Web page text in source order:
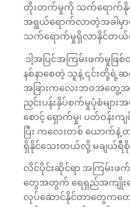
တိုးတက်မှုကို သက်ရောက်နို
အရွယ်ရောက်လာတဲ့အခါမှ
သက်ရောက်မှုရှိလာနိုင်တယ်
ဒါ့အပြင်အကြမ်းဖက်မှု
နစ်နာစေတဲ့ သူနဲ့ ၎င်းတို့ရဲ့ဆ
အခြားကလေးဘဝအတွေ့အ
ညှင်းပန်းနှိပ်စက်မှုပုံစံမျာ
စောင့် ရှောက်မှု၊ ပတ်ဝန်
ပြီး ကလေးတစ် ယောက်နဲ့
ရှိနိုင်သေးတယ်လို့ မချယ်ရီစို
လိင်ပိုင်းဆိုင်ရာ အကြမ်း
တွေအတွက် ရေရှည်အကျိုး
လုပ်ဆောင်နိုင်တာတွေကတေ